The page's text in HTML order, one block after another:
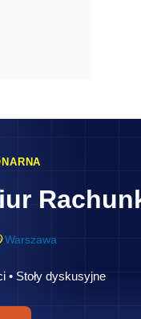
Warszawa
• Stoły dyskusyjne